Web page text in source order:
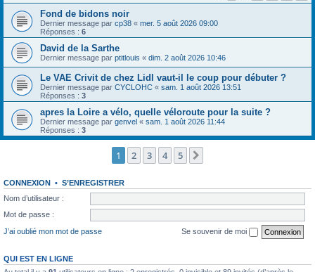
Fond de bidons noir
Dernier message par cp38 « mer. 5 août 2026 09:00
Réponses : 6
David de la Sarthe
Dernier message par ptitlouis « dim. 2 août 2026 10:46
Le VAE Crivit de chez Lidl vaut-il le coup pour débuter ?
Dernier message par CYCLOHC « sam. 1 août 2026 13:51
Réponses : 3
apres la Loire a vélo, quelle véloroute pour la suite ?
Dernier message par genvel « sam. 1 août 2026 11:44
Réponses : 3
1 2 3 4 5
CONNEXION • S’ENREGISTRER
Nom d’utilisateur :
Mot de passe :
J’ai oublié mon mot de passe
Se souvenir de moi
QUI EST EN LIGNE